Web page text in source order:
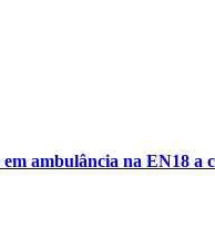
ambulância na EN18 a